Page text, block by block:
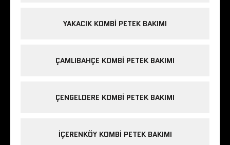
YAKACIK KOMBI PETEK BAKIMI
ÇAMLIBAHÇE KOMBI PETEK BAKIMI
ÇENGELDERE KOMBI PETEK BAKIMI
IÇERENKÖY KOMBI PETEK BAKIMI